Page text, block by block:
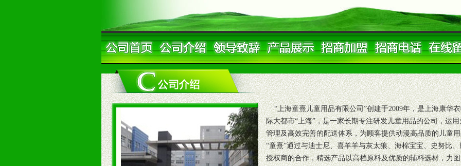
“上海童熹儿童用品有限公司”创建于2009年，是上海康华
际大都市“上海”，是一家长期专注研发儿童用品的公司，运
管理及高效完善的配送体系，为顾客提供动漫高品质的儿童
“童熹”通过与迪士尼、喜羊羊与灰太狼、海棉宝宝、史努比
授权商的合作，精选产品以高档原料及优质的辅料选材，力